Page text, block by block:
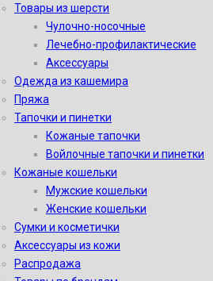
Товары из шерсти
Чулочно-носочные
Лечебно-профилактические
Аксессуары
Одежда из кашемира
Пряжа
Тапочки и пинетки
Кожаные тапочки
Войлочные тапочки и пинетки
Кожаные кошельки
Мужские кошельки
Женские кошельки
Сумки и косметички
Аксессуары из кожи
Распродажа